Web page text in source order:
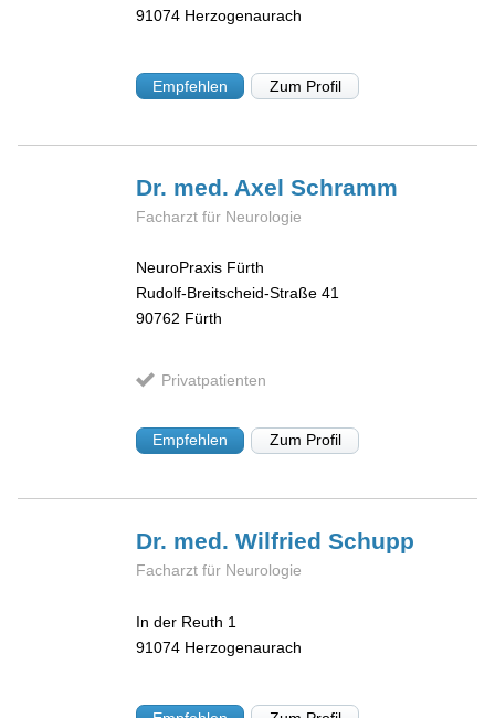
91074 Herzogenaurach
Empfehlen Zum Profil
Dr. med. AxelSchramm
Facharzt für Neurologie
NeuroPraxis Fürth
Rudolf-Breitscheid-Straße 41
90762 Fürth
Privatpatienten
Empfehlen Zum Profil
Dr. med. WilfriedSchupp
Facharzt für Neurologie
In der Reuth 1
91074 Herzogenaurach